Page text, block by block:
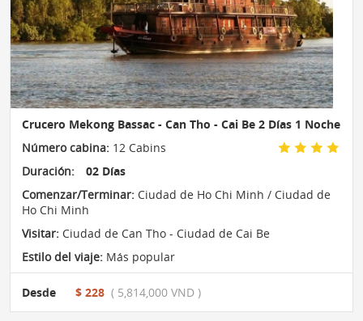
Crucero Mekong Bassac - Can Tho - Cai Be 2 Días 1 Noche
Número cabina: 12 Cabins
Duración:
02 Días
Comenzar/Terminar: Ciudad de Ho Chi Minh / Ciudad de
Ho Chi Minh
Visitar: Ciudad de Can Tho - Ciudad de Cai Be
Estilo del viaje: Más popular
Desde $ 228 ( 5,814,000 VND )